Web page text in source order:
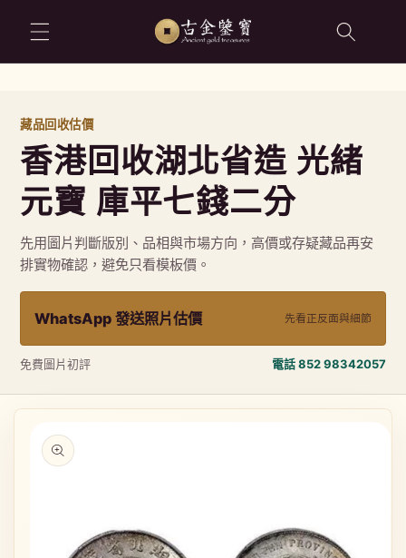
跳至內容
藏品回收估價
香港回收湖北省造 光緒
元寶 庫平七錢二分
先用圖片判斷版別、品相與市場方向，高價或存疑藏品再安
排實物確認，避免只看模板價。
WhatsApp 發送照片估價 先看正反面與細節
免費圖片初評 電話 852 98342057
資訊